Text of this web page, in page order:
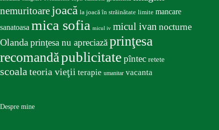
nemuritoare joacă la joacă în străinătate limite mancare
sanatoasa mica sofia micul iv micul ivan nocturne
Olandaprinţesa nu apreciazăprinţesa
recomandăpublicitate pîntec retete
scoalateoria vieţii terapie umanitar vacanta
Despre mine